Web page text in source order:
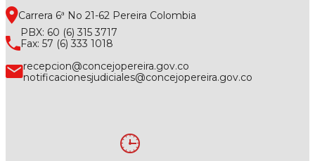
Carrera 6ª No 21-62 Pereira Colombia
PBX: 60 (6) 315 3717
Fax: 57 (6) 333 1018
recepcion@concejopereira.gov.co
notificacionesjudiciales@concejopereira.gov.co